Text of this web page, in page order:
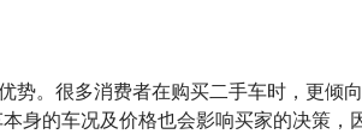
势。很多消费者在购买二手车时，更
身的车况及价格也会影响买家的决策，